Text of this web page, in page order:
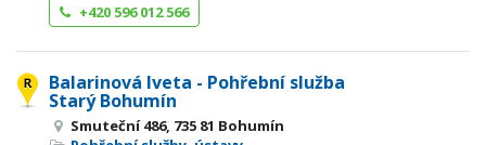
+420 596 012 566
Balarinová Iveta - Pohřební služba
Starý Bohumín
Smuteční 486, 735 81 Bohumín